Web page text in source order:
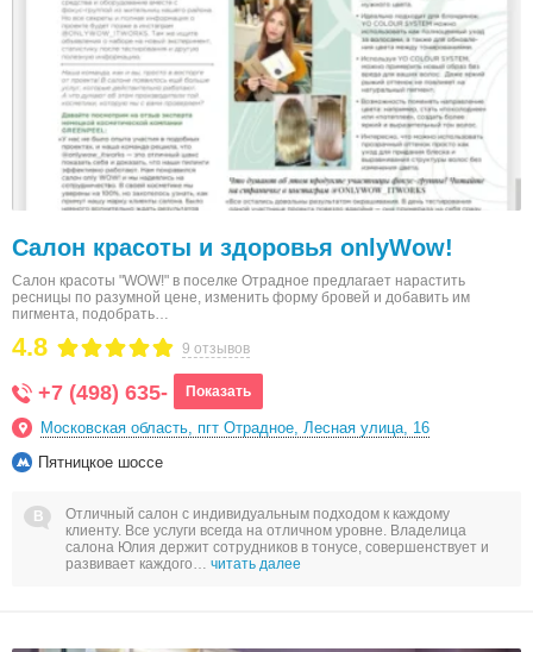
Салон красоты и здоровья onlyWow!
Салон красоты "WOW!" в поселке Отрадное предлагает нарастить
ресницы по разумной цене, изменить форму бровей и добавить им
пигмента, подобрать…
9 отзывов
4.8
+7 (498) 635- Показать
Московская область, пгт Отрадное, Лесная улица, 16
Пятницкое шоссе
Отличный салон с индивидуальным подходом к каждому
клиенту. Все услуги всегда на отличном уровне. Владелица
салона Юлия держит сотрудников в тонусе, совершенствует и
развивает каждого… читать далее